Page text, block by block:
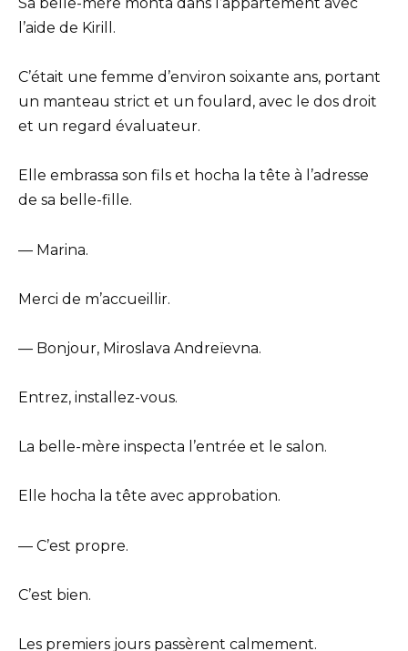
l’aide de Kirill.
C’était une femme d’environ soixante ans, portant
un manteau strict et un foulard, avec le dos droit
et un regard évaluateur.
Elle embrassa son fils et hocha la tête à l’adresse
de sa belle-fille.
— Marina.
Merci de m’accueillir.
— Bonjour, Miroslava Andreïevna.
Entrez, installez-vous.
La belle-mère inspecta l’entrée et le salon.
Elle hocha la tête avec approbation.
— C’est propre.
C’est bien.
Les premiers jours passèrent calmement.